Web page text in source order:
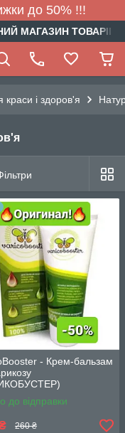
до 50% !!!
МАГАЗИН
краси і здоров'я
- Крем-бальзам
до відправки
260 ₴